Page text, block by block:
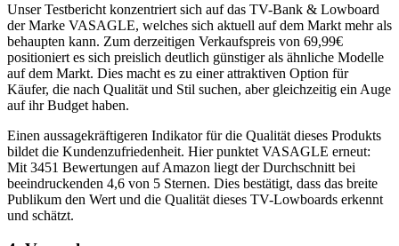
Unser Testbericht konzentriert sich auf das TV-Bank & Lowboard
der Marke VASAGLE, welches sich aktuell auf dem Markt mehr als
behaupten kann. Zum derzeitigen Verkaufspreis von 69,99€
positioniert es sich preislich deutlich günstiger als ähnliche Modelle
auf dem Markt. Dies macht es zu einer attraktiven Option für
Käufer, die nach Qualität und Stil suchen, aber gleichzeitig ein Auge
auf ihr Budget haben.
Einen aussagekräftigeren Indikator für die Qualität dieses Produkts
bildet die Kundenzufriedenheit. Hier punktet VASAGLE erneut:
Mit 3451 Bewertungen auf Amazon liegt der Durchschnitt bei
beeindruckenden 4,6 von 5 Sternen. Dies bestätigt, dass das breite
Publikum den Wert und die Qualität dieses TV-Lowboards erkennt
und schätzt.